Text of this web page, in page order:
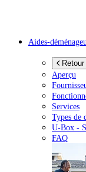
Aides-
Aperçu
Services
Types de
U-Box -
FAQ